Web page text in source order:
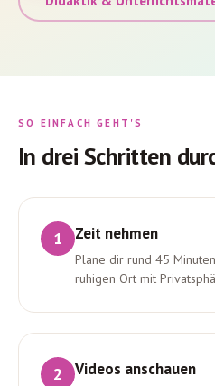
SO EINFACH GEHT'S
In drei Schritten
1 Zeit nehmen
Plane dir rund 45
ruhigen Ort mit
2 Videos anschauen